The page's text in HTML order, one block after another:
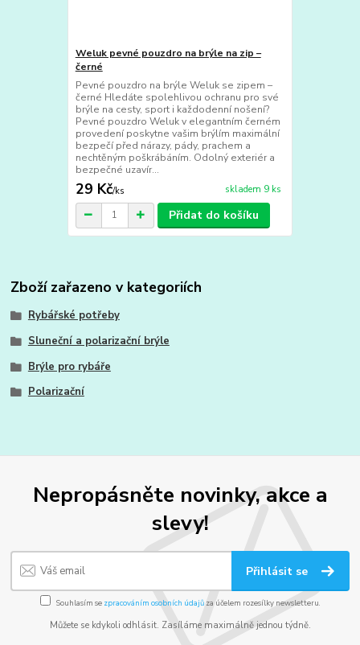
Weluk pevné pouzdro na brýle na zip –
černé
Pevné pouzdro na brýle Weluk se zipem –
černé Hledáte spolehlivou ochranu pro své
brýle na cesty, sport i každodenní nošení?
Pevné pouzdro Weluk v elegantním černém
provedení poskytne vašim brýlím maximální
bezpečí před nárazy, pády, prachem a
nechtěným poškrábáním. Odolný exteriér a
bezpečné uzavír...
29 Kč/ks skladem 9 ks
Přidat do košíku
Zboží zařazeno v kategoriích
Rybářské potřeby
Sluneční a polarizační brýle
Brýle pro rybáře
Polarizační
Nepropásněte novinky, akce a
slevy!
Přihlásit se
Souhlasím se zpracováním osobních údajůza účelem rozesílky newsletteru.
Můžete se kdykoli odhlásit. Zasíláme maximálně jednou týdně.